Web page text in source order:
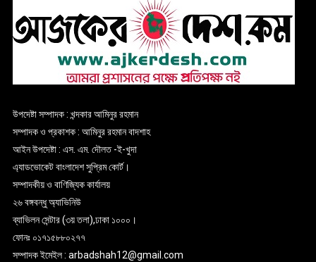
উপদেষ্টা সম্পাদক : খন্দকার আমিনুর রহমান
সম্পাদক ও প্রকাশক : আমিনুর রহমান বাদশাহ
আইন উপদেষ্টা : এস. এম. দৌলত -ই-খুদা
এ্যাডভোকেট বাংলাদেশ সুপ্রিম কোর্ট।
সম্পাদকীয় ও বাণিজ্যিক কার্যালয়
২৬ বঙ্গবন্ধু অ্যাভিনিউ
ব্যাভিলন সেন্টার (৩য় তলা),ঢাকা ১০০০।
ফোনঃ ০১৭১৫৮৮০২৭৭
সম্পাদক ইমেইল : arbadshah12@gmail.com